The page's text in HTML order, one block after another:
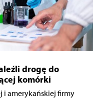
drogę do
komórki
i amerykańskiej firmy